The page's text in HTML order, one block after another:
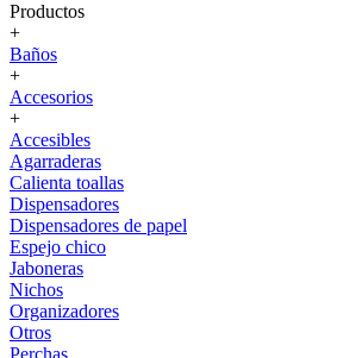
Productos
+
Baños
+
Accesorios
+
Accesibles
Agarraderas
Calienta toallas
Dispensadores
Dispensadores de papel
Espejo chico
Jaboneras
Nichos
Organizadores
Otros
Perchas